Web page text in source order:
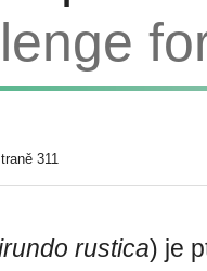
311
rustica) je